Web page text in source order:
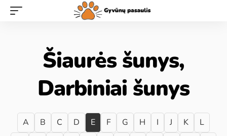
Šiaurės šunys,
Darbiniai šunys
A B C D E F G H I J K
L